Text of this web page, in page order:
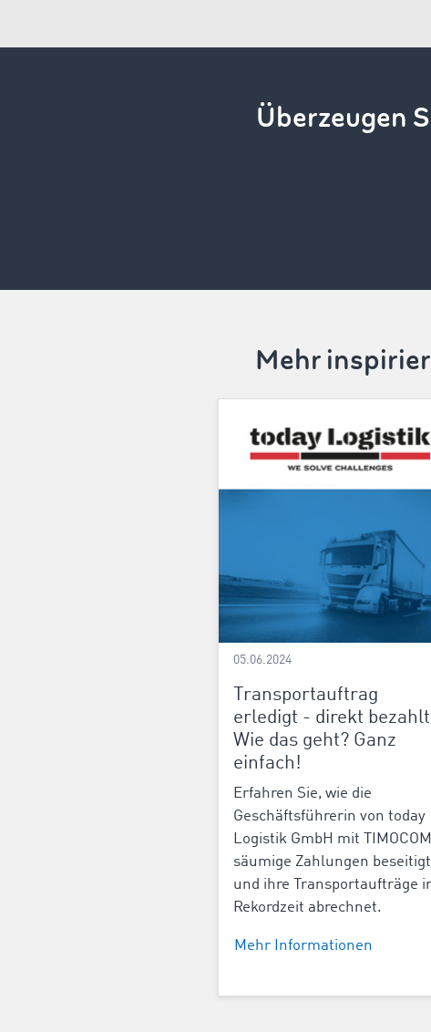
Überzeugen
Mehr
05.06.2024
Transportauftrag
erledigt - direkt
Wie das geht? Ganz
einfach!
Erfahren Sie, wie die
Geschäftsführerin von today
Logistik GmbH mit TIMOCOM
säumige Zahlungen beseitigt
und ihre Transportaufträge
Rekordzeit abrechnet.
Mehr Informationen